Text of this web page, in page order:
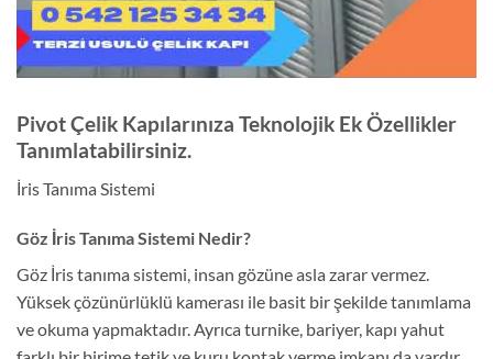
Pivot Çelik Kapılarınıza Teknolojik Ek Özellikler
Tanımlatabilirsiniz.
İris Tanıma Sistemi
Göz İris Tanıma Sistemi Nedir?
Göz İris tanıma sistemi, insan gözüne asla zarar vermez.
Yüksek çözünürlüklü kamerası ile basit bir şekilde tanımlama
ve okuma yapmaktadır. Ayrıca turnike, bariyer, kapı yahut